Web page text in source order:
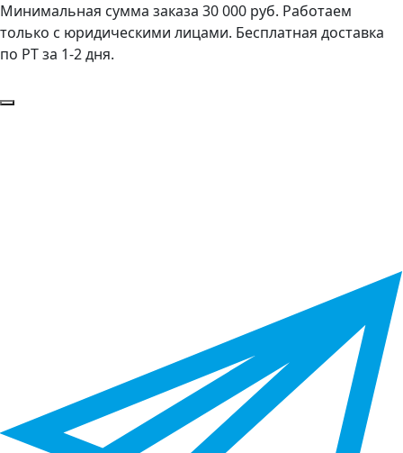
Минимальная сумма заказа 30 000 руб. Работаем
только с юридическими лицами. Бесплатная доставка
по РТ за 1-2 дня.